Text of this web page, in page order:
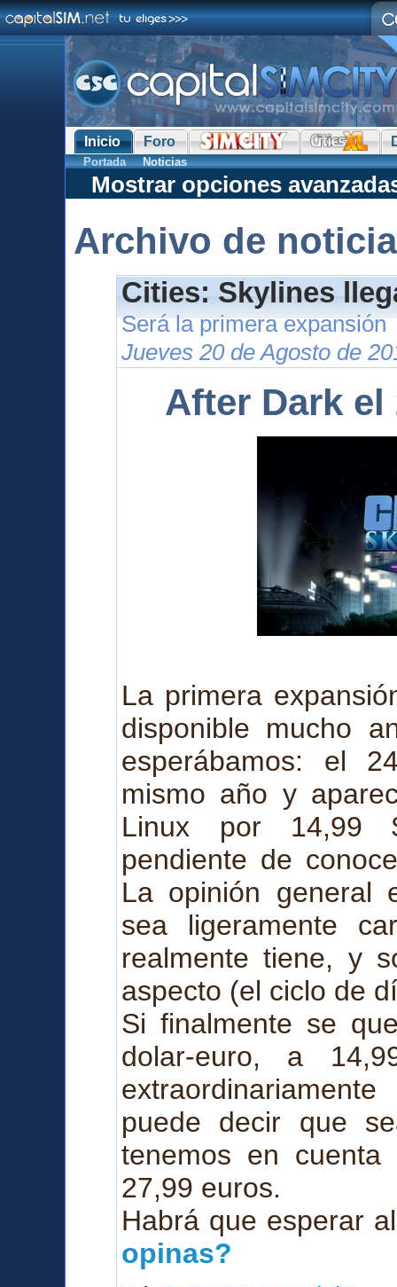
Inicio Foro
Portada Noticias
Mostrar opciones
Archivo de
Cities: Skylines
Será la primera expansión
Jueves 20 de Agosto de
After Dark el
La primera
disponible mucho
esperábamos: el
mismo año y a
Linux por 14,99
pendiente de
La opinión general
sea ligeramente
realmente tiene, y
aspecto (el ciclo de
Si finalmente se
dolar-euro, a
puede decir que
tenemos en
27,99 euros.
Habrá que esperar
opinas?